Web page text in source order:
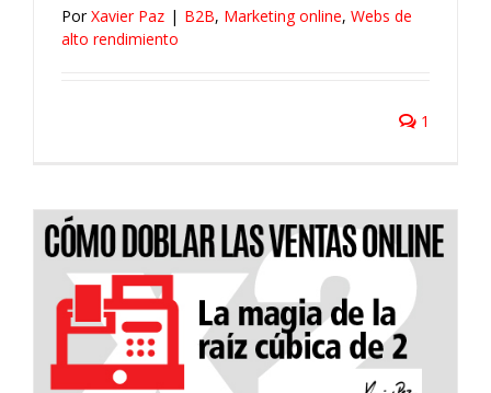
PorXavier Paz | B2B, Marketing online, Webs de
alto rendimiento
1